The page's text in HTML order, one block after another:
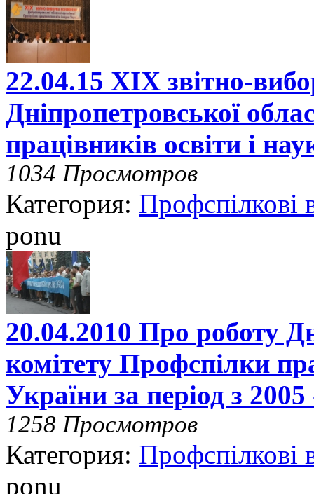
22.04.15 ХІХ звітно-
Дніпропетровської
працівників освіти і
1034 Просмотров
Категория: Профспілкові
ponu
20.04.2010 Про роботу
комітету Профспілки
України за період з
1258 Просмотров
Категория: Профспілкові
ponu